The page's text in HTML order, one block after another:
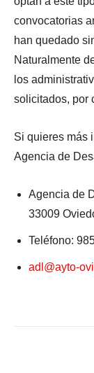
convocatorias
han quedado
Naturalmente
los
solicitados, por
Si quieres más
Agencia de
Agencia de
33009
Teléfono:
adl@ayto-